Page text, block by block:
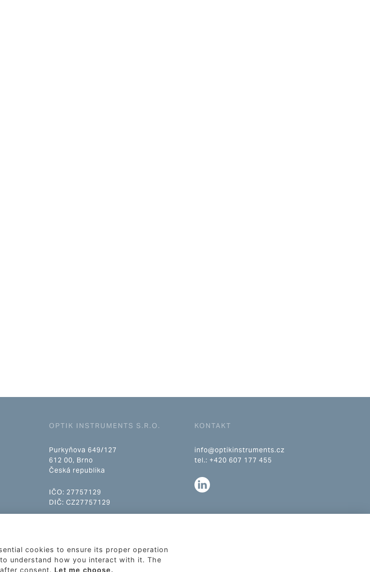
OPTIK INSTRUMENTS S.R.O.
Purkyňova 649/127
612 00, Brno
Česká republika
IČO: 27757129
DIČ: CZ27757129
KONTAKT
info@optikinstruments.cz
tel.: +420 607 177 455
cookies to ensure its proper operation
understand how you interact with it. The
consent. Let me choose.